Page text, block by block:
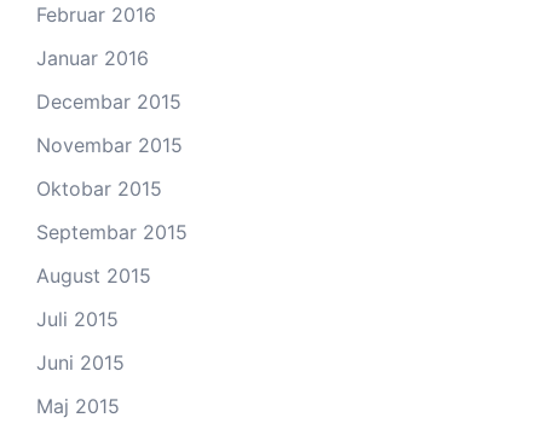
Februar 2016
Januar 2016
Decembar 2015
Novembar 2015
Oktobar 2015
Septembar 2015
August 2015
Juli 2015
Juni 2015
Maj 2015